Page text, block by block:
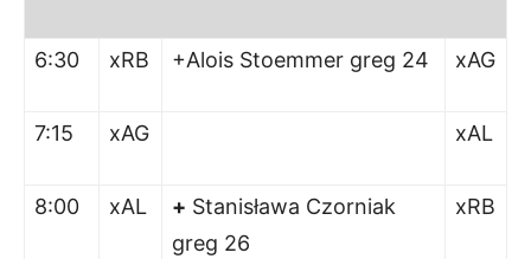
6:30 xRB +Alois Stoemmer greg 24 xAG
7:15 xAG xAL
8:00 xAL + Stanisława Czorniak
greg 26
xRB